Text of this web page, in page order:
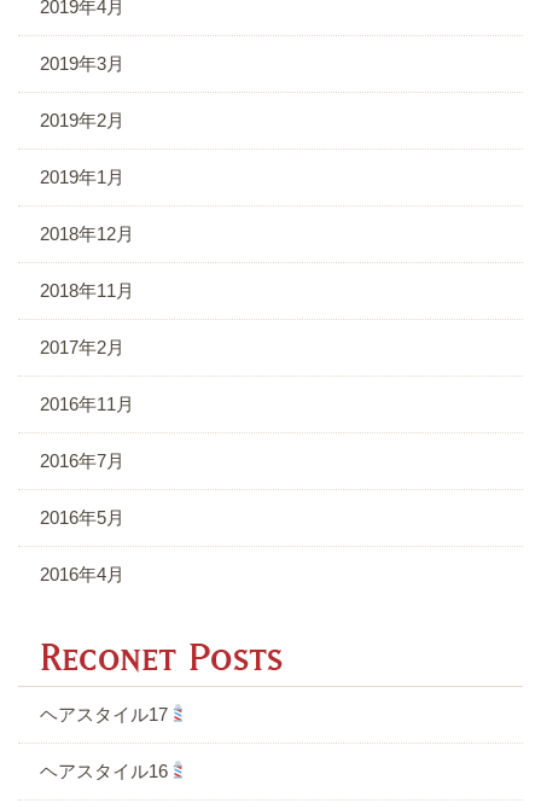
2019年4月
2019年3月
2019年2月
2019年1月
2018年12月
2018年11月
2017年2月
2016年11月
2016年7月
2016年5月
2016年4月
ヘアスタイル17
ヘアスタイル16